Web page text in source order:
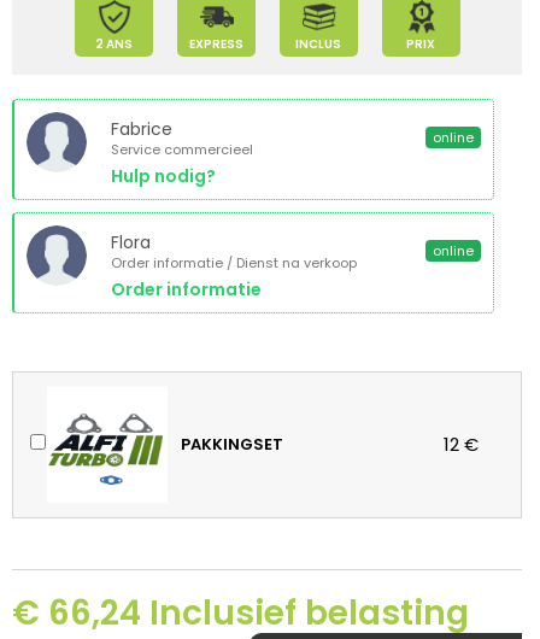
2 ANS EXPRESS INCLUS PRIX
Fabrice
Service commercieel
Hulp nodig?
online
Flora
Order informatie / Dienst na verkoop
Order informatie
online
PAKKINGSET 12 €
€ 66,24 Inclusief belasting